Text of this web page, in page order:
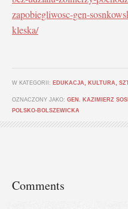
zapobiegliwosc-gen-
kleska/
W KATEGORII: EDUKACJA, KULTURA,
OZNACZONY JAKO: GEN. KAZIMIERZ
POLSKO-BOLSZEWICKA
Comments